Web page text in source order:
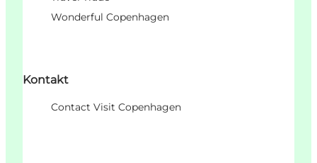
Wonderful Copenhagen
Kontakt
Contact Visit Copenhagen